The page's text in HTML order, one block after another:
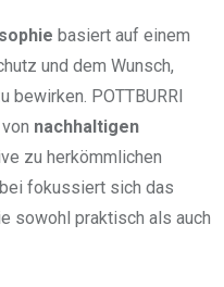
basiert auf einem
und dem Wunsch,
bewirken. POTTBURRI
nachhaltigen
zu herkömmlichen
fokussiert sich das
sowohl praktisch als auch